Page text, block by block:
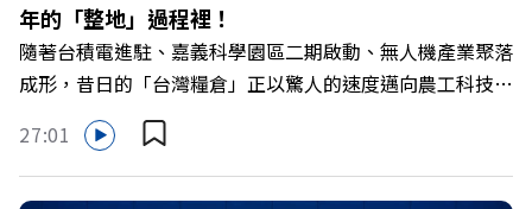
年的「整地」過程裡！
隨著台積電進駐、嘉義科學園區二期啟動、無人機產業聚落
成形，昔日的「台灣糧倉」正以驚人的速度邁向農工科技大
縣。在智慧農業、精品農產與「嘉義優鮮」品牌同步升級的
推動下，嘉義縣政府成功打破過往傳統農業縣的侷限，讓返
鄉子弟不僅能「回得來、留得下、活得好」，更為地方累積
27:01